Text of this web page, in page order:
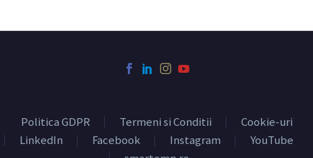
Politica GDPR Termeni si Conditii
Cookie-uri
LinkedIn
Facebook Instagram
YouTube